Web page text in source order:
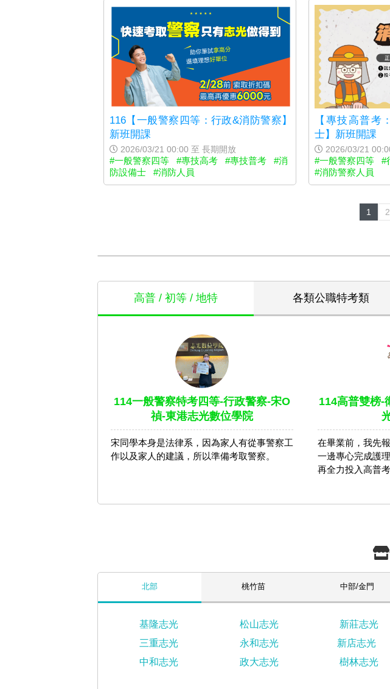
116【一般警察四等：行政&消防警察】
新班開課
2026/03/21 00:00 至 長期開放
#一般警察四等 #專技高考 #專技普考
#消
防設備士
#消防人員
【專技高普考
士】新班開課
2026/03/21
#一般警察四等 #
#消防警察人員
1 2
高普 / 初等 / 地特 各類公職特考類
114一般警察特考四等-行政警察-宋O
禎-東港志光數位學院
宋同學本身是法律系，因為家人有從事警察工
作以及家人的建議，所以準備考取警察。
114高普雙榜-
在畢業前，我先
一邊專心完成護
再全力投入高普考
北部 桃竹苗 中部/金門
基隆志光 松山志光 新莊志光
三重志光
永和志光 新店志光
中和志光
政大志光 樹林志光